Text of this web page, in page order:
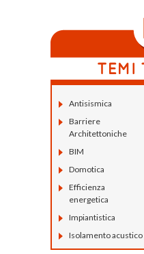
Antisismica
Barriere
Architettoniche
BIM
Domotica
Efficienza
energetica
Impiantistica
Isolamento acustico